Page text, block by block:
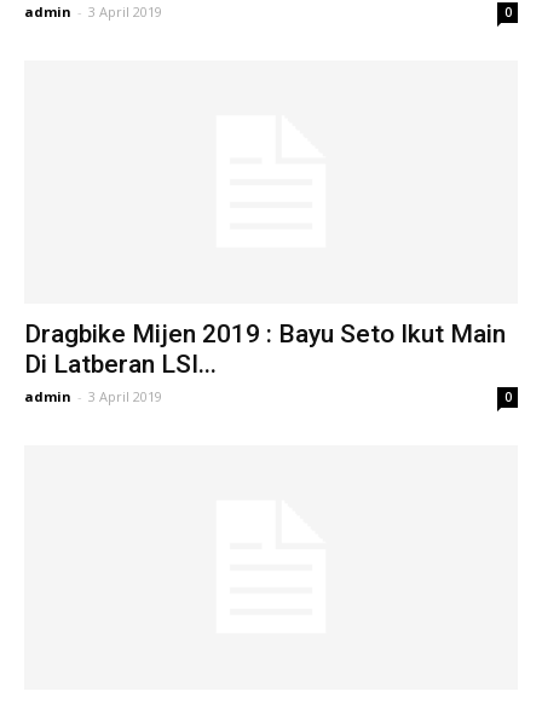
admin - 3 April 2019 0
Dragbike Mijen 2019 : Bayu Seto Ikut Main
Di Latberan LSI...
admin - 3 April 2019 0